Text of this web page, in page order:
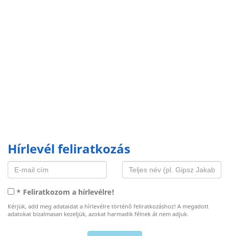
Hírlevél feliratkozás
* Feliratkozom a hírlevélre!
Kérjük, add meg adataidat a hírlevélre történő feliratkozáshoz! A megadott
adatokat bizalmasan kezeljük, azokat harmadik félnek át nem adjuk.